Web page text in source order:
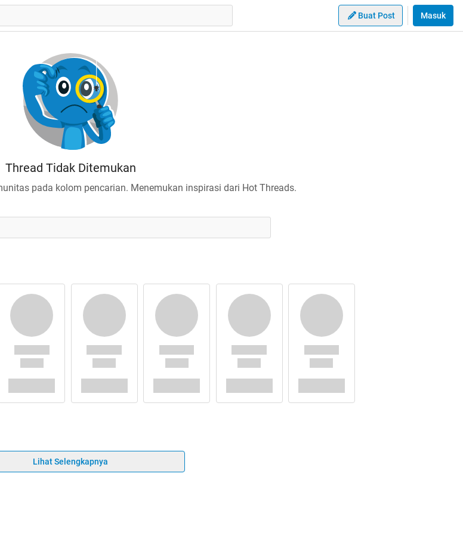
Buat Post Masuk
Thread Tidak Ditemukan
pada kolom pencarian. Menemukan inspirasi dari Hot Threads.
Lihat Selengkapnya